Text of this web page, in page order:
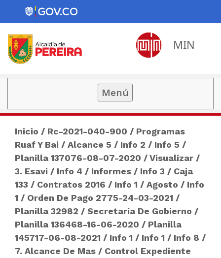
MIN
Menú
Inicio / Rc-2021-040-900 / Programas
Ruaf Y Bai / Alcance 5 / Info 2 / Info 5 /
Planilla 137076-08-07-2020 /Visualizar /
3. Esavi / Info 4 / Informes / Info 3 / Caja
133 / Contratos 2016 / Info 1 / Agosto / Info
1 / Orden De Pago 2775-24-03-2021 /
Planilla 32982 / Secretaría De Gobierno /
Planilla 136468-16-06-2020 / Planilla
145717-06-08-2021 / Info 1 / Info 1 / Info 8 /
7. Alcance De Mas / Control Expediente